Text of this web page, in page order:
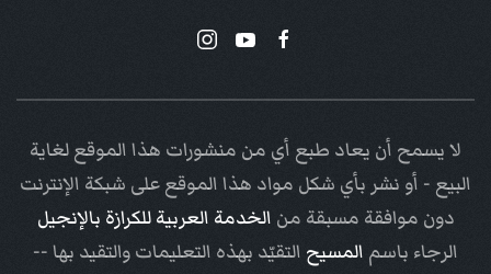
لا يسمح أن يعاد طبع أي من منشورات هذا الموقع لغاية
البيع - أو نشر بأي شكل مواد هذا الموقع على شبكة الإنترنت
دون موافقة مسبقة من الخدمة العربية للكرازة بالإنجيل
الرجاء باسم المسيح التقيّد بهذه التعليمات والتقيد بها --